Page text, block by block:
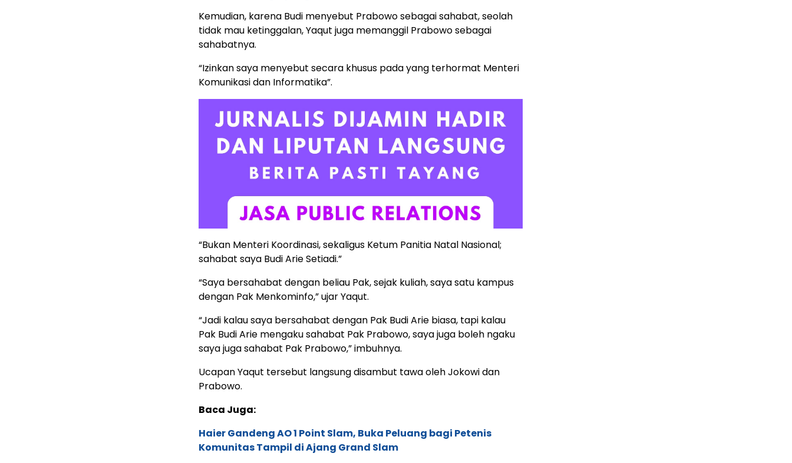
Kemudian, karena Budi menyebut Prabowo sebagai sahabat, seolah
tidak mau ketinggalan, Yaqut juga memanggil Prabowo sebagai
sahabatnya.
“Izinkan saya menyebut secara khusus pada yang terhormat Menteri
Komunikasi dan Informatika”.
“Bukan Menteri Koordinasi, sekaligus Ketum Panitia Natal Nasional;
sahabat saya Budi Arie Setiadi.”
“Saya bersahabat dengan beliau Pak, sejak kuliah, saya satu kampus
dengan Pak Menkominfo,” ujar Yaqut.
“Jadi kalau saya bersahabat dengan Pak Budi Arie biasa, tapi kalau
Pak Budi Arie mengaku sahabat Pak Prabowo, saya juga boleh ngaku
saya juga sahabat Pak Prabowo,” imbuhnya.
Ucapan Yaqut tersebut langsung disambut tawa oleh Jokowi dan
Prabowo.
Baca Juga:
Haier Gandeng AO 1 Point Slam, Buka Peluang bagi Petenis
Komunitas Tampil di Ajang Grand Slam